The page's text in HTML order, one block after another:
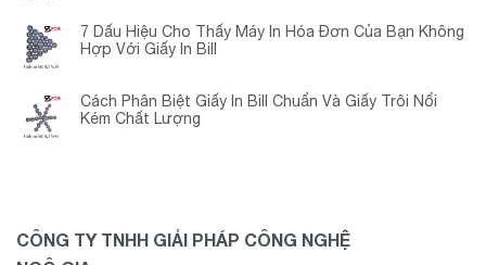
7 Dấu Hiệu Cho Thấy Máy In Hóa Đơn Của Bạn Không
Hợp Với Giấy In Bill
Cách Phân Biệt Giấy In Bill Chuẩn Và Giấy Trôi Nổi
Kém Chất Lượng
CÔNG TY TNHH GIẢI PHÁP CÔNG NGHỆ